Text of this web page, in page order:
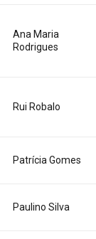
Ana Maria
Rodrigues
Rui Robalo
Patrícia Gomes
Paulino Silva